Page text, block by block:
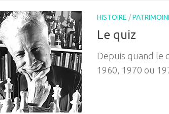
HISTOIRE /
Le quiz
Depuis quand le
1960, 1970 ou